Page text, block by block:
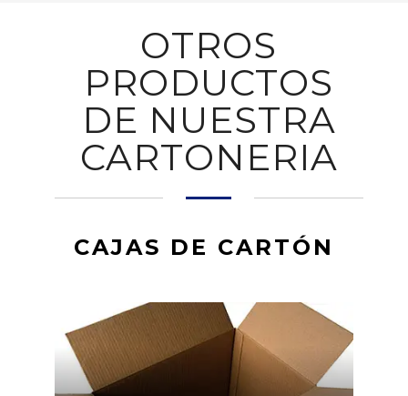
OTROS
PRODUCTOS
DE NUESTRA
CARTONERIA
CAJAS DE CARTÓN